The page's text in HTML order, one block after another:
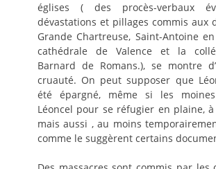
églises ( des procès-verbaux
dévastations et pillages commis aux
Grande Chartreuse, Saint-Antoine
cathédrale de Valence et la
Barnard de Romans.), se montre
cruauté. On peut supposer que
été épargné, même si les
Léoncel pour se réfugier en plaine,
mais aussi , au moins
comme le suggèrent certains